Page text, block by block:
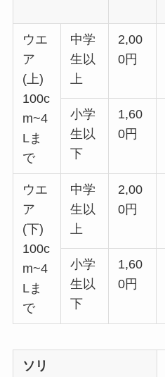
ウエ
ア
(上)
100c
m~4
Lま
で
中学
生以
上
2,00
0円
小学
生以
下
1,60
0円
ウエ
ア
(下)
100c
m~4
Lま
で
中学
生以
上
2,00
0円
小学
生以
下
1,60
0円
ソリ